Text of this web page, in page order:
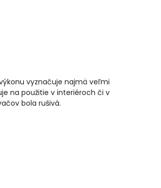
výkonu vyznačuje najmä veľmi
na použitie v interiéroch či v
bola rušivá.